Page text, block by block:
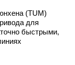
(ТUМ)
для
быстрыми,